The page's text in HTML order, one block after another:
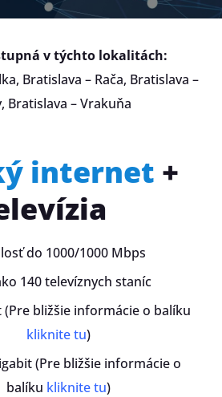
v týchto lokalitách:
Bratislava – Rača, Bratislava –
Bratislava – Vrakuňa
internet +
do 1000/1000 Mbps
140 televíznych staníc
(Pre bližšie informácie o balíku
kliknite tu)
(Pre bližšie informácie o
balíku kliknite tu)